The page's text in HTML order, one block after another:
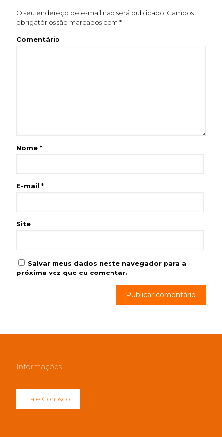
O seu endereço de e-mail não será publicado. Campos
obrigatórios são marcados com *
Comentário
Nome *
E-mail *
Site
Salvar meus dados neste navegador para a
próxima vez que eu comentar.
Informações
Fale Conosco